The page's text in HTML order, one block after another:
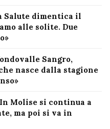
Salute dimentica il
alle solite. Due
Sangro,
nasce dalla stagione
Molise si continua a
ma poi si va in